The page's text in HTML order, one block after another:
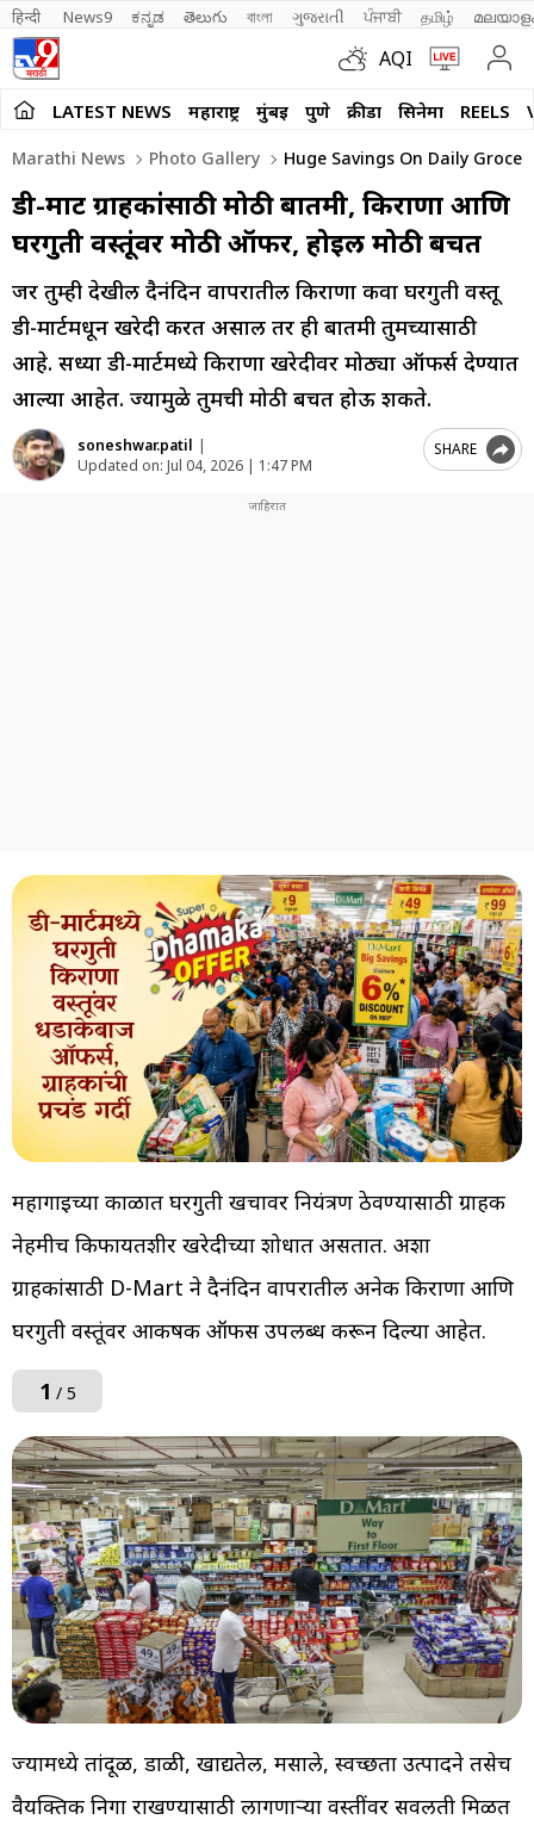
हिन्दी News9 ಕನ್ನಡ తెలుగు বাংলা ગુજરાતી ਪੰਜਾਬੀ தமிழ்
AQI
LATEST NEWS महाराष्ट्र मुंबई पुणे क्रीडा सिनेमा REELS
Marathi News Photo Gallery Huge Savings On Daily
डी-मार्ट ग्राहकांसाठी मोठी बातमी, किराणा आणि
घरगुती वस्तूंवर मोठी ऑफर, होईल मोठी बचत
जर तुम्ही देखील दैनंदिन वापरातील किराणा किंवा घरगुती वस्तू
डी-मार्टमधून खरेदी करत असाल तर ही बातमी तुमच्यासाठी
आहे. सध्या डी-मार्टमध्ये किराणा खरेदीवर मोठ्या ऑफर्स देण्यात
आल्या आहेत. ज्यामुळे तुमची मोठी बचत होऊ शकते.
soneshwar.patil |
Updated on: Jul 04, 2026 | 1:47 PM
SHARE
महागाईच्या काळात घरगुती खर्चावर नियंत्रण ठेवण्यासाठी ग्राहक
नेहमीच किफायतशीर खरेदीच्या शोधात असतात. अशा
ग्राहकांसाठी D-Mart ने दैनंदिन वापरातील अनेक किराणा आणि
घरगुती वस्तूंवर आकर्षक ऑफर्स उपलब्ध करून दिल्या आहेत.
1 / 5
ज्यामध्ये तांदूळ, डाळी, खाद्यतेल, मसाले, स्वच्छता उत्पादने तसेच
वैयक्तिक निगा राखण्यासाठी लागणाऱ्या वस्तींवर सवलती मिळत